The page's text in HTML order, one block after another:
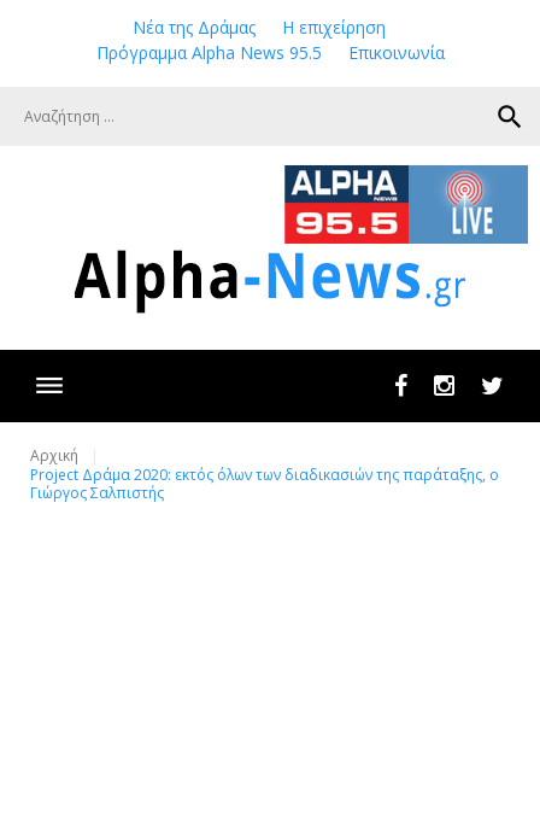
Νέα της Δράμας
Η επιχείρηση
Πρόγραμμα Alpha News 95.5
Επικοινωνία
search
FacebookInstagram
Αρχική
Project Δράμα 2020: εκτός όλων των διαδικασιών της παράταξης, ο
Γιώργος Σαλπιστής